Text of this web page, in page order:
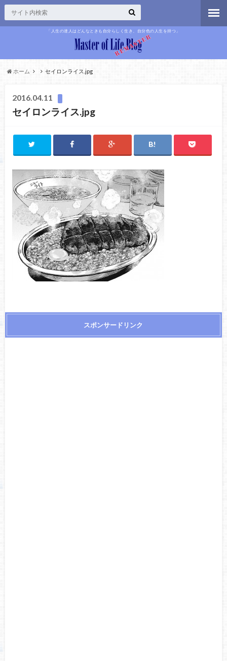
「人生の達人はどんなときも自分らしく生き、自分色の人生を持つ」
ホーム セイロンライス.jpg
2016.04.11
セイロンライス.jpg
スポンサードリンク